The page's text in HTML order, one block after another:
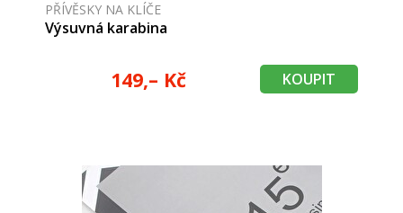
PŘÍVĚSKY NA KLÍČE
Výsuvná karabina
149,– Kč KOUPIT